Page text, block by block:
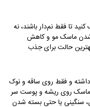
تا فقط نم‌دار باشند، نه
ماسک مو و کاهش
حالت برای جذب
و فقط روی ساقه و نوک
ماسک روی ریشه و پوست سر
سنگینی یا حتی بسته شدن